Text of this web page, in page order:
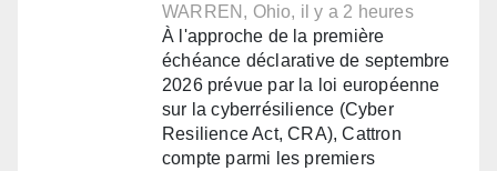
WARREN, Ohio, il y a 2 heures
À l'approche de la première
échéance déclarative de septembre
2026 prévue par la loi européenne
sur la cyberrésilience (Cyber
Resilience Act, CRA), Cattron
compte parmi les premiers